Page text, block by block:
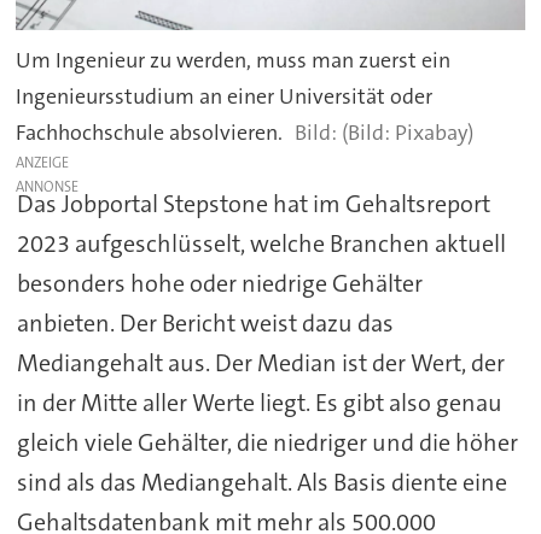
Um Ingenieur zu werden, muss man zuerst ein
Ingenieursstudium an einer Universität oder
Fachhochschule absolvieren.
(Bild: Pixabay)
ANZEIGE
Das Jobportal Stepstone hat im Gehaltsreport
2023 aufgeschlüsselt, welche Branchen aktuell
besonders hohe oder niedrige Gehälter
anbieten. Der Bericht weist dazu das
Mediangehalt aus. Der Median ist der Wert, der
in der Mitte aller Werte liegt. Es gibt also genau
gleich viele Gehälter, die niedriger und die höher
sind als das Mediangehalt. Als Basis diente eine
Gehaltsdatenbank mit mehr als 500.000